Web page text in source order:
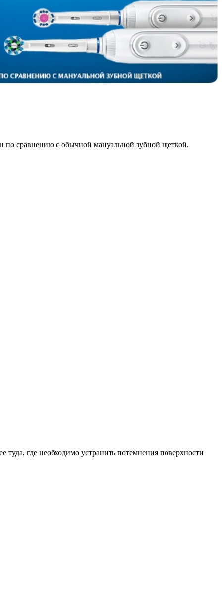
по сравнению с обычной мануальной зубной щеткой.
где необходимо устранить потемнения поверхности